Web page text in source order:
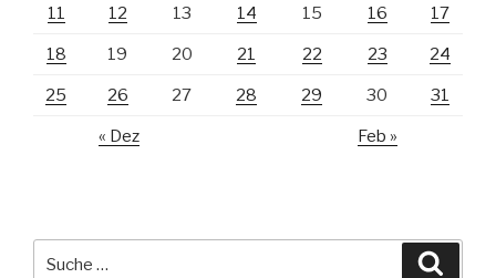
11 12 13 14 15 16 17
18 19 20 21 22 23 24
25 26 27 28 29 30 31
« Dez Feb »